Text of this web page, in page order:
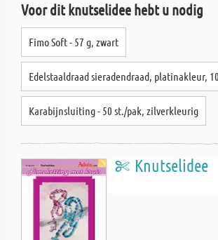
Voor dit knutselidee hebt u nodig
Fimo Soft - 57 g, zwart
Edelstaaldraad sieradendraad, platinakleur,
Karabijnsluiting - 50 st./pak, zilverkleurig
Knutselidee